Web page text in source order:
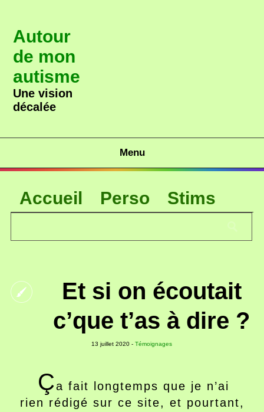
Autour
de mon
autisme
Une vision
décalée
Menu
Accueil Perso Stims
Et si on écoutait
c’que t’as à dire ?
13 juillet 2020 -Témoignages
Ça fait longtemps que je n’ai
rien rédigé sur ce site, et pourtant,